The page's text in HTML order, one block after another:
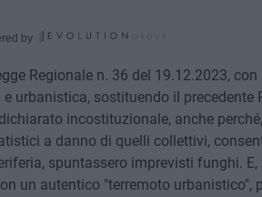
by
Regionale n. 36 del 19.12.2023,
urbanistica, sostituendo il precedente
incostituzionale, anche
a danno di quelli collettivi,
spuntassero imprevisti funghi.
un autentico "terremoto urbanistico",